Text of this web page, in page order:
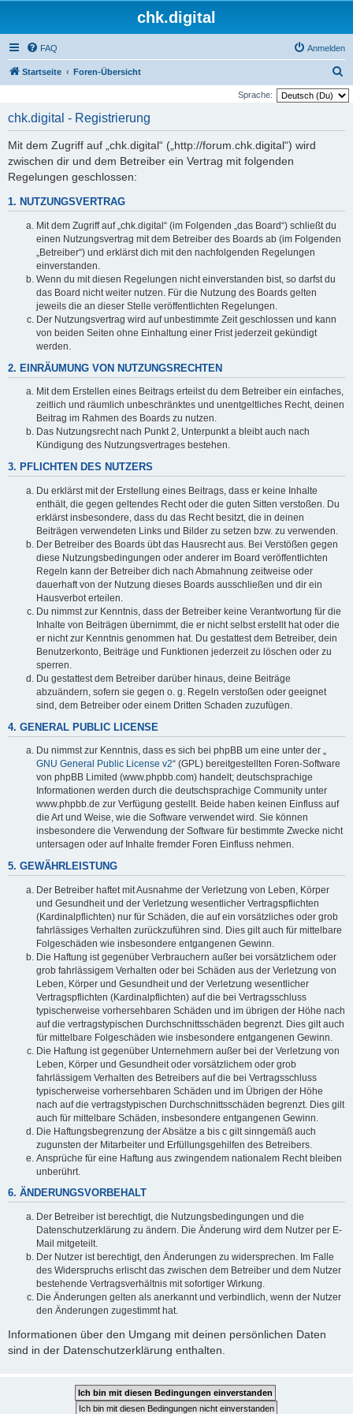
chk.digital
FAQ Anmelden
Startseite Foren-Übersicht
u
Sprache:
chk.digital - Registrierung
Mit dem Zugriff auf „chk.digital“ („http://forum.chk.digital“) wird
zwischen dir und dem Betreiber ein Vertrag mit folgenden
Regelungen geschlossen:
1. NUTZUNGSVERTRAG
Mit dem Zugriff auf „chk.digital“ (im Folgenden „das Board“) schließt du
einen Nutzungsvertrag mit dem Betreiber des Boards ab (im Folgenden
„Betreiber“) und erklärst dich mit den nachfolgenden Regelungen
einverstanden.
Wenn du mit diesen Regelungen nicht einverstanden bist, so darfst du
das Board nicht weiter nutzen. Für die Nutzung des Boards gelten
jeweils die an dieser Stelle veröffentlichten Regelungen.
Der Nutzungsvertrag wird auf unbestimmte Zeit geschlossen und kann
von beiden Seiten ohne Einhaltung einer Frist jederzeit gekündigt
werden.
2. EINRÄUMUNG VON NUTZUNGSRECHTEN
Mit dem Erstellen eines Beitrags erteilst du dem Betreiber ein einfaches,
zeitlich und räumlich unbeschränktes und unentgeltliches Recht, deinen
Beitrag im Rahmen des Boards zu nutzen.
Das Nutzungsrecht nach Punkt 2, Unterpunkt a bleibt auch nach
Kündigung des Nutzungsvertrages bestehen.
3. PFLICHTEN DES NUTZERS
Du erklärst mit der Erstellung eines Beitrags, dass er keine Inhalte
enthält, die gegen geltendes Recht oder die guten Sitten verstoßen. Du
erklärst insbesondere, dass du das Recht besitzt, die in deinen
Beiträgen verwendeten Links und Bilder zu setzen bzw. zu verwenden.
Der Betreiber des Boards übt das Hausrecht aus. Bei Verstößen gegen
diese Nutzungsbedingungen oder anderer im Board veröffentlichten
Regeln kann der Betreiber dich nach Abmahnung zeitweise oder
dauerhaft von der Nutzung dieses Boards ausschließen und dir ein
Hausverbot erteilen.
Du nimmst zur Kenntnis, dass der Betreiber keine Verantwortung für die
Inhalte von Beiträgen übernimmt, die er nicht selbst erstellt hat oder die
er nicht zur Kenntnis genommen hat. Du gestattest dem Betreiber, dein
Benutzerkonto, Beiträge und Funktionen jederzeit zu löschen oder zu
sperren.
Du gestattest dem Betreiber darüber hinaus, deine Beiträge
abzuändern, sofern sie gegen o. g. Regeln verstoßen oder geeignet
sind, dem Betreiber oder einem Dritten Schaden zuzufügen.
4. GENERAL PUBLIC LICENSE
Du nimmst zur Kenntnis, dass es sich bei phpBB um eine unter der „
GNU General Public License v2“ (GPL) bereitgestellten Foren-Software
von phpBB Limited (www.phpbb.com) handelt; deutschsprachige
Informationen werden durch die deutschsprachige Community unter
www.phpbb.de zur Verfügung gestellt. Beide haben keinen Einfluss auf
die Art und Weise, wie die Software verwendet wird. Sie können
insbesondere die Verwendung der Software für bestimmte Zwecke nicht
untersagen oder auf Inhalte fremder Foren Einfluss nehmen.
5. GEWÄHRLEISTUNG
Der Betreiber haftet mit Ausnahme der Verletzung von Leben, Körper
und Gesundheit und der Verletzung wesentlicher Vertragspflichten
(Kardinalpflichten) nur für Schäden, die auf ein vorsätzliches oder grob
fahrlässiges Verhalten zurückzuführen sind. Dies gilt auch für mittelbare
Folgeschäden wie insbesondere entgangenen Gewinn.
Die Haftung ist gegenüber Verbrauchern außer bei vorsätzlichem oder
grob fahrlässigem Verhalten oder bei Schäden aus der Verletzung von
Leben, Körper und Gesundheit und der Verletzung wesentlicher
Vertragspflichten (Kardinalpflichten) auf die bei Vertragsschluss
typischerweise vorhersehbaren Schäden und im übrigen der Höhe nach
auf die vertragstypischen Durchschnittsschäden begrenzt. Dies gilt auch
für mittelbare Folgeschäden wie insbesondere entgangenen Gewinn.
Die Haftung ist gegenüber Unternehmern außer bei der Verletzung von
Leben, Körper und Gesundheit oder vorsätzlichem oder grob
fahrlässigem Verhalten des Betreibers auf die bei Vertragsschluss
typischerweise vorhersehbaren Schäden und im Übrigen der Höhe
nach auf die vertragstypischen Durchschnittsschäden begrenzt. Dies gilt
auch für mittelbare Schäden, insbesondere entgangenen Gewinn.
Die Haftungsbegrenzung der Absätze a bis c gilt sinngemäß auch
zugunsten der Mitarbeiter und Erfüllungsgehilfen des Betreibers.
Ansprüche für eine Haftung aus zwingendem nationalem Recht bleiben
unberührt.
6. ÄNDERUNGSVORBEHALT
Der Betreiber ist berechtigt, die Nutzungsbedingungen und die
Datenschutzerklärung zu ändern. Die Änderung wird dem Nutzer per E-
Mail mitgeteilt.
Der Nutzer ist berechtigt, den Änderungen zu widersprechen. Im Falle
des Widerspruchs erlischt das zwischen dem Betreiber und dem Nutzer
bestehende Vertragsverhältnis mit sofortiger Wirkung.
Die Änderungen gelten als anerkannt und verbindlich, wenn der Nutzer
den Änderungen zugestimmt hat.
Informationen über den Umgang mit deinen persönlichen Daten
sind in der Datenschutzerklärung enthalten.